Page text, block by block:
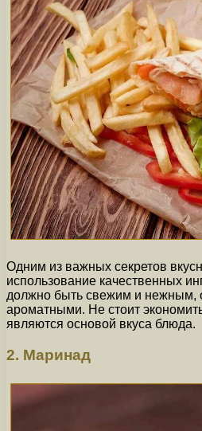
Одним из важных секретов
использование качественных
должно быть свежим и
ароматными. Не стоит
являются основой вкуса блюда.
2. Маринад